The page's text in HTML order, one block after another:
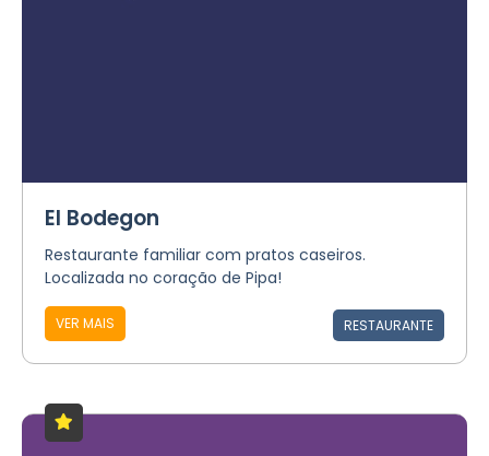
El Bodegon
Restaurante familiar com pratos caseiros.
Localizada no coração de Pipa!
VER MAIS RESTAURANTE